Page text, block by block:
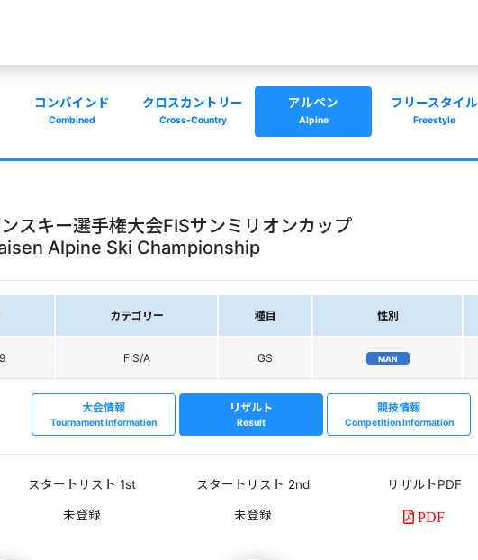
コンバインド
Combined
クロスカントリー
Cross-Country
アルペン
Alpine
フリースタイル
Freestyle
スキー選手権大会FISサンミリオンカップ
Alpine Ski Championship
カテゴリー 種目 性別
FIS/A GS MAN
大会情報
Tournament Information
リザルト
Result
競技情報
Competition Information
スタートリスト 1st スタートリスト 2nd リザルトPDF
PDF